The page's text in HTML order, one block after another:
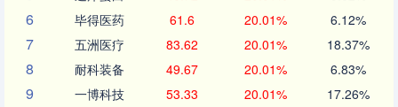
6 毕得医药 61.6 20.01% 6.12%
7 五洲医疗 83.62 20.01% 18.37%
8 耐科装备 49.67 20.01% 6.83%
9 一博科技 53.33 20.01% 17.26%